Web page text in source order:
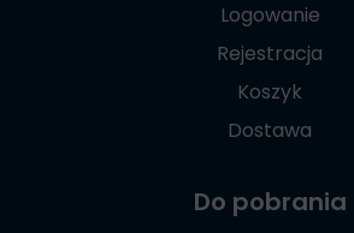
Logowanie
Rejestracja
Koszyk
Dostawa
Do pobrania